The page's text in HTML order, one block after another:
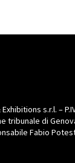
s.r.l. –
tribunale di
Fabio